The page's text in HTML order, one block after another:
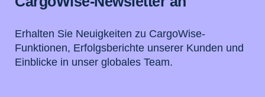
Erhalten Sie Neuigkeiten zu CargoWise-
Funktionen, Erfolgsberichte unserer Kunden und
Einblicke in unser globales Team.